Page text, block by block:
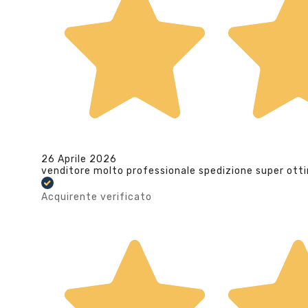
26 Aprile 2026
venditore molto professionale spedizione super
Acquirente verificato